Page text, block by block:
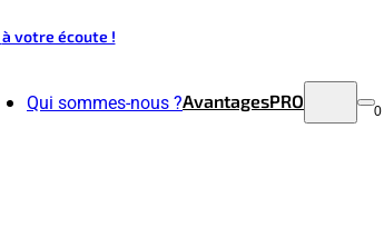
à votre écoute !
Qui sommes-nous ?AvantagesPRO 0